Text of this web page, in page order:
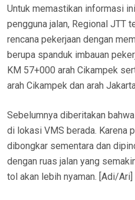
Untuk memastikan informasi
pengguna jalan, Regional JTT
rencana pekerjaan dengan
berupa spanduk imbauan
KM 57+000 arah Cikampek
arah Cikampek dan arah
Sebelumnya diberitakan
di lokasi VMS berada. Karena
dibongkar sementara dan
dengan ruas jalan yang
tol akan lebih nyaman. [Adi/Ari]